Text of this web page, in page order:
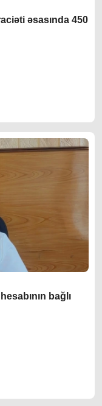
əsasında 450
bağlı